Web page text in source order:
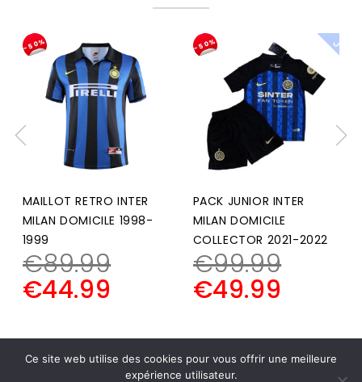
-50%
MAILLOT RETRO INTER
MILAN DOMICILE 1998-
1999
€89.99
€44.99
-50%
PACK JUNIOR INTER
MILAN DOMICILE
COLLECTOR 2021-2022
€99.99
€49.99
Ce site web utilise des cookies pour vous offrir une meilleure
expérience utilisateur.